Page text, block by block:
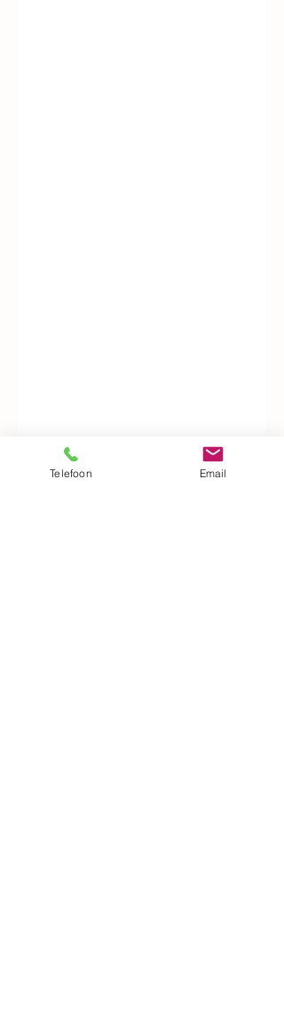
Telefoon Email